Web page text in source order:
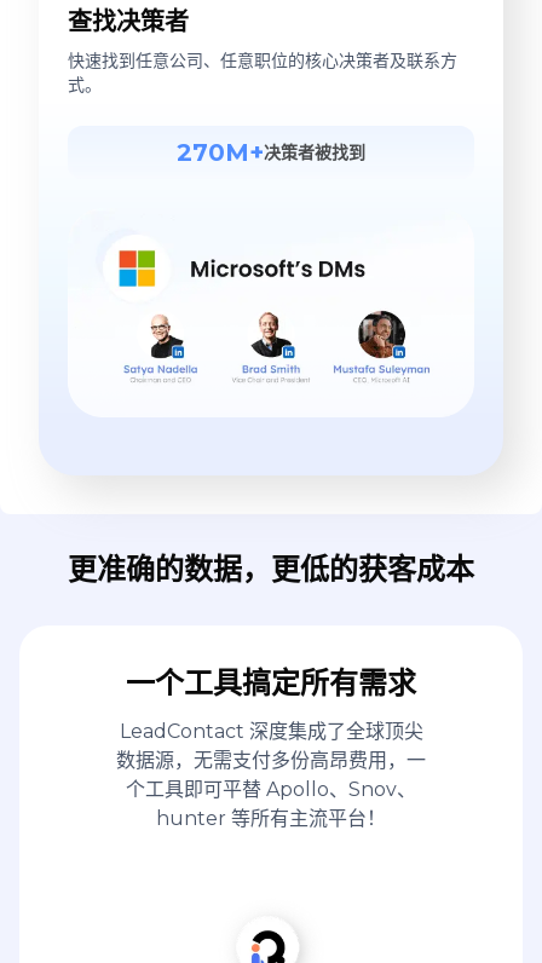
查找决策者
快速找到任意公司、任意职位的核心决策者及联系方
式。
270M+决策者被找到
更准确的数据，更低的获客成本
一个工具搞定所有需求
LeadContact 深度集成了全球顶尖
数据源，无需支付多份高昂费用，一
个工具即可平替 Apollo、Snov、
hunter 等所有主流平台！